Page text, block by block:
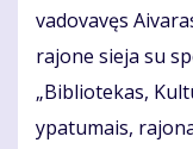
vadovavęs
rajone sieja su
„Bibliotekas,
ypatumais,